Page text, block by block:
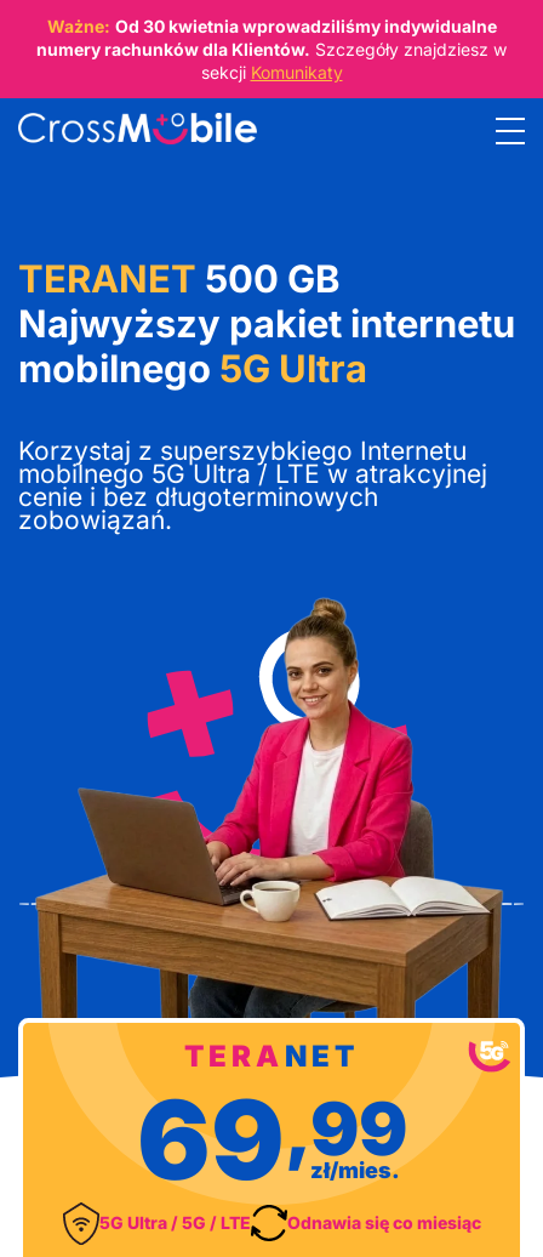
Ważne: Od 30 kwietniawprowadziliśmy indywidualne
numery rachunków dla Klientów. Szczegóły znajdziesz w
sekcji Komunikaty
TERANET 500 GB
Najwyższy pakiet internetu
mobilnego 5G Ultra
Korzystaj z superszybkiego Internetu
mobilnego 5G Ultra / LTE w atrakcyjnej
cenie i bez długoterminowych
zobowiązań.
TERA NET
69,99
zł/mies.
5G Ultra / 5G / LTE Odnawia się co miesiąc